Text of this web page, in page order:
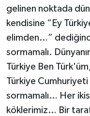
gelinen noktada
kendisine “Ey
elimden…”
sormamalı.
Türkiye Ben
Türkiye
sormamalı… Her
köklerimiz… Bir